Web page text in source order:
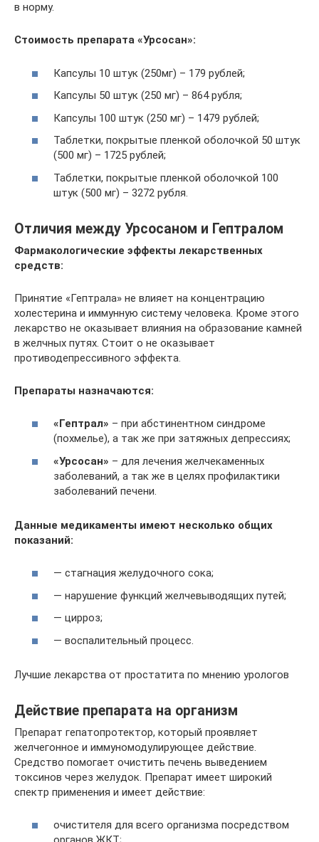
в норму.
Стоимость препарата «Урсосан»:
Капсулы 10 штук (250мг) – 179 рублей;
Капсулы 50 штук (250 мг) – 864 рубля;
Капсулы 100 штук (250 мг) – 1479 рублей;
Таблетки, покрытые пленкой оболочкой 50 штук
(500 мг) – 1725 рублей;
Таблетки, покрытые пленкой оболочкой 100
штук (500 мг) – 3272 рубля.
Отличия между Урсосаном и Гептралом
Фармакологические эффекты лекарственных
средств:
Принятие «Гептрала» не влияет на концентрацию
холестерина и иммунную систему человека. Кроме этого
лекарство не оказывает влияния на образование камней
в желчных путях. Стоит о не оказывает
противодепрессивного эффекта.
Препараты назначаются:
«Гептрал» – при абстинентном синдроме
(похмелье), а так же при затяжных депрессиях;
«Урсосан» – для лечения желчекаменных
заболеваний, а так же в целях профилактики
заболеваний печени.
Данные медикаменты имеют несколько общих
показаний:
— стагнация желудочного сока;
— нарушение функций желчевыводящих путей;
— цирроз;
— воспалительный процесс.
Лучшие лекарства от простатита по мнению урологов
Действие препарата на организм
Препарат гепатопротектор, который проявляет
желчегонное и иммуномодулирующее действие.
Средство помогает очистить печень выведением
токсинов через желудок. Препарат имеет широкий
спектр применения и имеет действие:
очистителя для всего организма посредством